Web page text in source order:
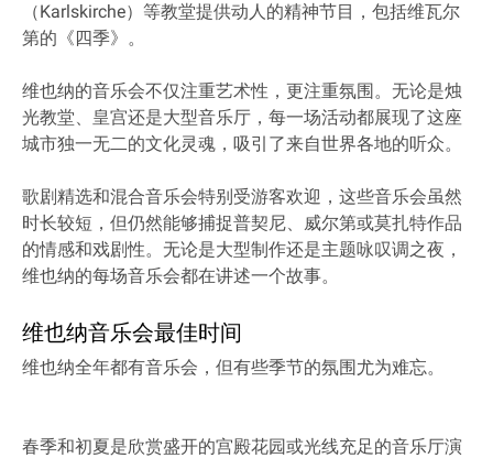
（Karlskirche）等教堂提供动人的精神节目，包括维瓦尔
第的《四季》。
维也纳的音乐会不仅注重艺术性，更注重氛围。无论是烛
光教堂、皇宫还是大型音乐厅，每一场活动都展现了这座
城市独一无二的文化灵魂，吸引了来自世界各地的听众。
歌剧精选和混合音乐会特别受游客欢迎，这些音乐会虽然
时长较短，但仍然能够捕捉普契尼、威尔第或莫扎特作品
的情感和戏剧性。无论是大型制作还是主题咏叹调之夜，
维也纳的每场音乐会都在讲述一个故事。
维也纳音乐会最佳时间
维也纳全年都有音乐会，但有些季节的氛围尤为难忘。
春季和初夏是欣赏盛开的宫殿花园或光线充足的音乐厅演